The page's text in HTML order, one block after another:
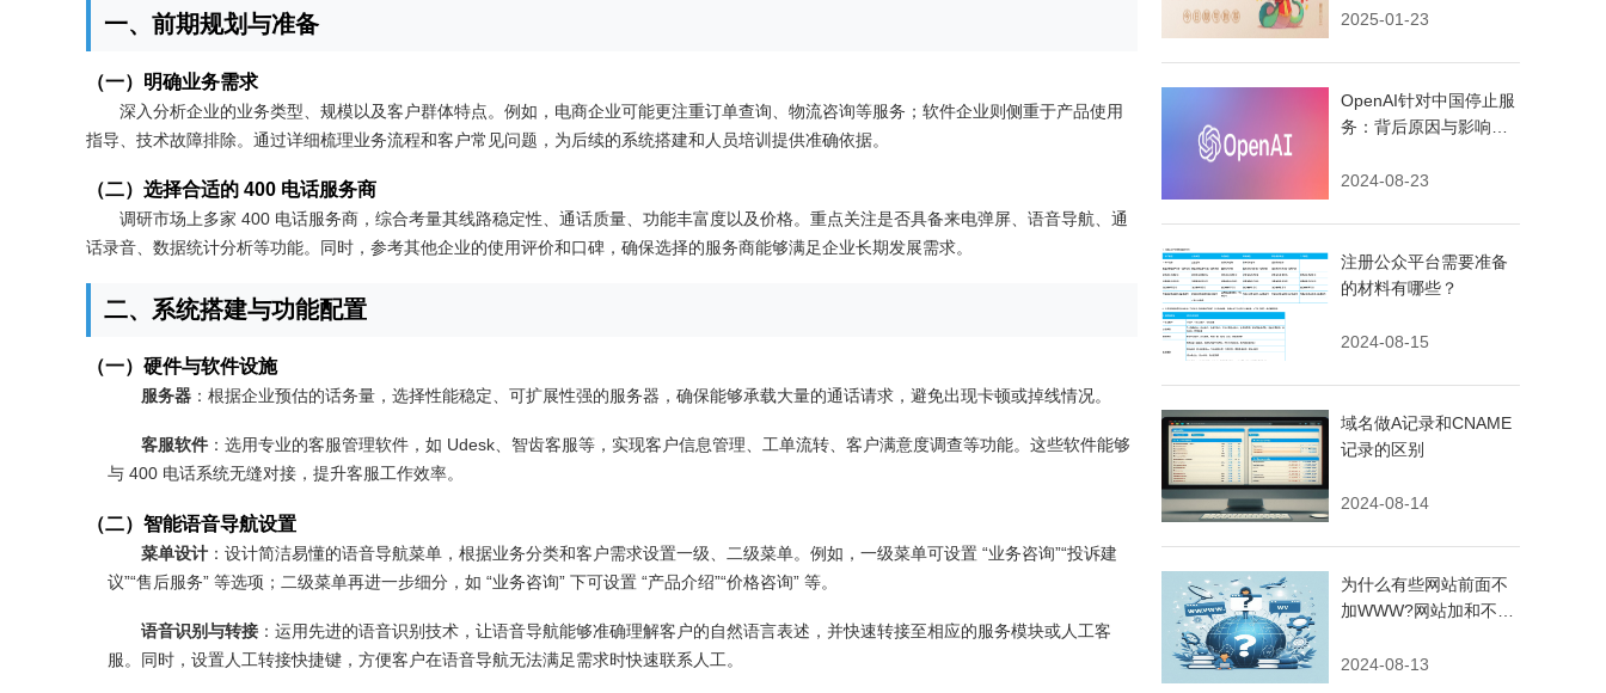
一、前期规划与准备
（一）明确业务需求
深入分析企业的业务类型、规模以及客户群体特点。例如，电商企业可能更注重订单查询、物流咨询等服务；软件企业则侧重于产品使用
指导、技术故障排除。通过详细梳理业务流程和客户常见问题，为后续的系统搭建和人员培训提供准确依据。
（二）选择合适的 400 电话服务商
调研市场上多家 400 电话服务商，综合考量其线路稳定性、通话质量、功能丰富度以及价格。重点关注是否具备来电弹屏、语音导航、通
话录音、数据统计分析等功能。同时，参考其他企业的使用评价和口碑，确保选择的服务商能够满足企业长期发展需求。
二、系统搭建与功能配置
（一）硬件与软件设施
服务器：根据企业预估的话务量，选择性能稳定、可扩展性强的服务器，确保能够承载大量的通话请求，避免出现卡顿或掉线情况。
客服软件：选用专业的客服管理软件，如 Udesk、智齿客服等，实现客户信息管理、工单流转、客户满意度调查等功能。这些软件能够
与 400 电话系统无缝对接，提升客服工作效率。
（二）智能语音导航设置
菜单设计：设计简洁易懂的语音导航菜单，根据业务分类和客户需求设置一级、二级菜单。例如，一级菜单可设置 “业务咨询”“投诉建
议”“售后服务” 等选项；二级菜单再进一步细分，如 “业务咨询” 下可设置 “产品介绍”“价格咨询” 等。
语音识别与转接：运用先进的语音识别技术，让语音导航能够准确理解客户的自然语言表述，并快速转接至相应的服务模块或人工客
服。同时，设置人工转接快捷键，方便客户在语音导航无法满足需求时快速联系人工。
2025-01-23
OpenAI针对中国停止服
务：背后原因与影响深
2024-08-23
注册公众平台需要准备
的材料有哪些？
2024-08-15
域名做A记录和CNAME
记录的区别
2024-08-14
为什么有些网站前面不
加WWW?网站加和不加
2024-08-13